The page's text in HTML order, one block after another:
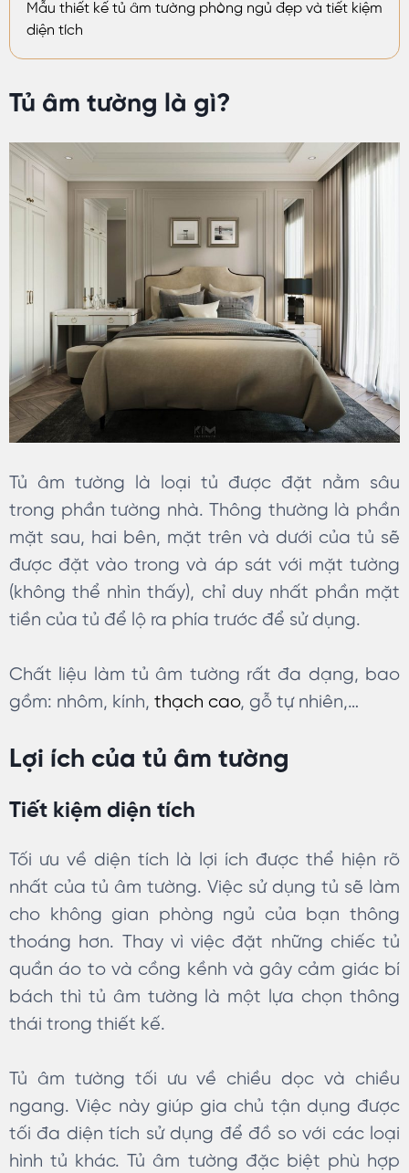
Mẫu thiết kế tủ âm tường phòng ngủ đẹp và tiết kiệm
diện tích
Tủ âm tường là gì?
Tủ âm tường là loại tủ được đặt nằm sâu
trong phần tường nhà. Thông thường là phần
mặt sau, hai bên, mặt trên và dưới của tủ sẽ
được đặt vào trong và áp sát với mặt tường
(không thể nhìn thấy), chỉ duy nhất phần mặt
tiền của tủ để lộ ra phía trước để sử dụng.
Chất liệu làm tủ âm tường rất đa dạng, bao
gồm: nhôm, kính, thạch cao, gỗ tự nhiên,…
Lợi ích của tủ âm tường
Tiết kiệm diện tích
Tối ưu về diện tích là lợi ích được thể hiện rõ
nhất của tủ âm tường. Việc sử dụng tủ sẽ làm
cho không gian phòng ngủ của bạn thông
thoáng hơn. Thay vì việc đặt những chiếc tủ
quần áo to và cồng kềnh và gây cảm giác bí
bách thì tủ âm tường là một lựa chọn thông
thái trong thiết kế.
Tủ âm tường tối ưu về chiều dọc và chiều
ngang. Việc này giúp gia chủ tận dụng được
tối đa diện tích sử dụng để đồ so với các loại
hình tủ khác. Tủ âm tường đặc biệt phù hợp